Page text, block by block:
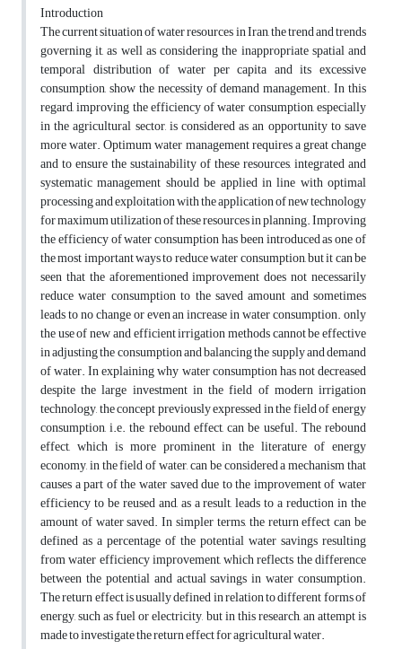
Introduction
The current situation of water resources in Iran, the trend and trends
governing it, as well as considering the inappropriate spatial and
temporal distribution of water per capita and its excessive
consumption, show the necessity of demand management. In this
regard, improving the efficiency of water consumption, especially
in the agricultural sector, is considered as an opportunity to save
more water. Optimum water management requires a great change
and to ensure the sustainability of these resources, integrated and
systematic management should be applied in line with optimal
processing and exploitation with the application of new technology
for maximum utilization of these resources in planning. Improving
the efficiency of water consumption has been introduced as one of
the most important ways to reduce water consumption, but it can be
seen that the aforementioned improvement does not necessarily
reduce water consumption to the saved amount and sometimes
leads to no change or even an increase in water consumption. only
the use of new and efficient irrigation methods cannot be effective
in adjusting the consumption and balancing the supply and demand
of water. In explaining why water consumption has not decreased
despite the large investment in the field of modern irrigation
technology, the concept previously expressed in the field of energy
consumption, i.e. the rebound effect, can be useful. The rebound
effect, which is more prominent in the literature of energy
economy, in the field of water, can be considered a mechanism that
causes a part of the water saved due to the improvement of water
efficiency to be reused and, as a result, leads to a reduction in the
amount of water saved. In simpler terms, the return effect can be
defined as a percentage of the potential water savings resulting
from water efficiency improvement, which reflects the difference
between the potential and actual savings in water consumption.
The return effect is usually defined in relation to different forms of
energy, such as fuel or electricity, but in this research, an attempt is
made to investigate the return effect for agricultural water.